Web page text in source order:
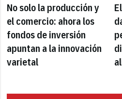
No solo la producción y
el comercio: ahora los
fondos de inversión
apuntan a la innovación
varietal